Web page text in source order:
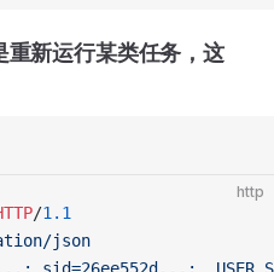
重新运行某类任务，这
http
/1.1
json